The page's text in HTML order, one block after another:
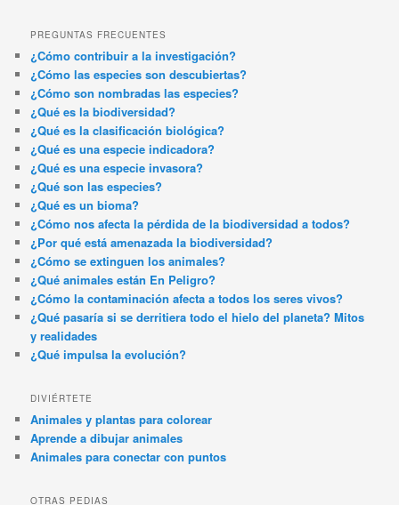
PREGUNTAS FRECUENTES
¿Cómo contribuir a la investigación?
¿Cómo las especies son descubiertas?
¿Cómo son nombradas las especies?
¿Qué es la biodiversidad?
¿Qué es la clasificación biológica?
¿Qué es una especie indicadora?
¿Qué es una especie invasora?
¿Qué son las especies?
¿Qué es un bioma?
¿Cómo nos afecta la pérdida de la biodiversidad a todos?
¿Por qué está amenazada la biodiversidad?
¿Cómo se extinguen los animales?
¿Qué animales están En Peligro?
¿Cómo la contaminación afecta a todos los seres vivos?
¿Qué pasaría si se derritiera todo el hielo del planeta? Mitos
y realidades
¿Qué impulsa la evolución?
DIVIÉRTETE
Animales y plantas para colorear
Aprende a dibujar animales
Animales para conectar con puntos
OTRAS PEDIAS